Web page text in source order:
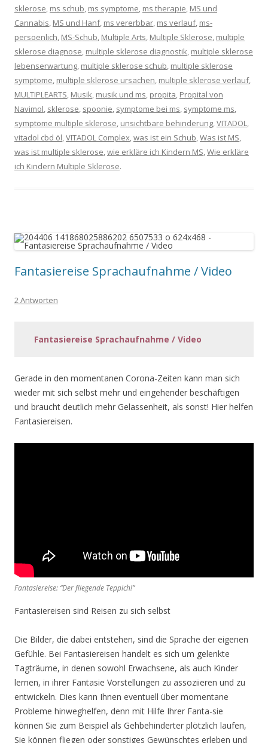
sklerose, ms schub, ms symptome, ms therapie, MS und
Cannabis, MS und Hanf, ms vererbbar, ms verlauf, ms-
persoenlich, MS-Schub, Multiple Arts, Multiple Sklerose, multiple
sklerose diagnose, multiple sklerose diagnostik, multiple sklerose
lebenserwartung, multiple sklerose schub, multiple sklerose
symptome, multiple sklerose ursachen, multiple sklerose verlauf,
MULTIPLEARTS, Musik, musik und ms, propita, Propital von
Navimol, sklerose, spoonie, symptome bei ms, symptome ms,
symptome multiple sklerose, unsichtbare behinderung,VITADOL,
vitadol cbd öl,VITADOL Complex,was ist ein Schub,Was ist MS,
was ist multiple sklerose,wie erkläre ich Kindern MS,Wie erkläre
ich Kindern Multiple Sklerose.
Fantasiereise Sprachaufnahme / Video
2 Antworten
Fantasiereise Sprachaufnahme / Video
Gerade in den momentanen Corona-Zeiten kann man sich
wieder mit sich selbst mehr und eingehender beschäftigen
und braucht deutlich mehr Gelassenheit, als sonst! Hier helfen
Fantasiereisen.
Fantasiereise: “Der fliegende Teppich!”
Fantasiereisen sind Reisen zu sich selbst
Die Bilder, die dabei entstehen, sind die Sprache der eigenen
Gefühle. Bei Fantasiereisen handelt es sich um gelenkte
Tagträume, in denen sowohl Erwachsene, als auch Kinder
lernen, in ihrer Fantasie Vorstellungen zu assoziieren und zu
entwickeln. Dies kann Ihnen eventuell über momentane
Probleme hinweghelfen, denn mit Hilfe Ihrer Fanta-sie
können Sie zum Beispiel als Gehbehinderter plötzlich laufen,
Sie können fliegen oder sonstiges Gewünschtes erleben und